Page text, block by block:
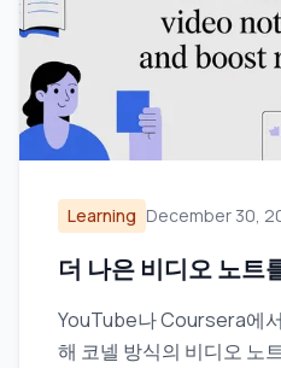
Learning December 30,
더 나은 비디오 노트
YouTube나 Coursera에
해 코넬 방식의 비디오 노